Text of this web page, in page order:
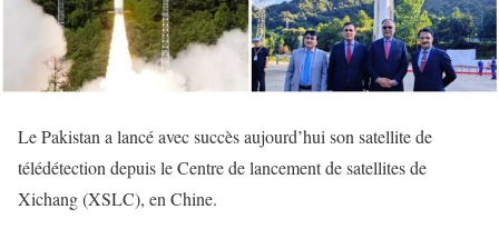
Le Pakistan a lancé avec succès aujourd’hui son satellite de
télédétection depuis le Centre de lancement de satellites de
Xichang (XSLC), en Chine.